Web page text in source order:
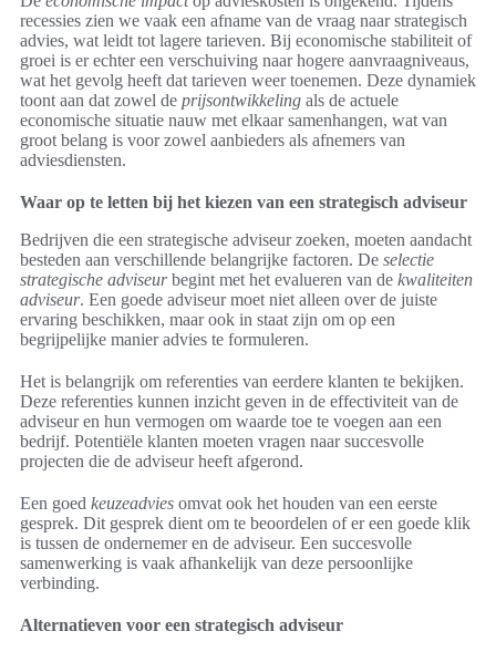
recessies zien we vaak een afname van de vraag naar strategisch
advies, wat leidt tot lagere tarieven. Bij economische stabiliteit of
groei is er echter een verschuiving naar hogere aanvraagniveaus,
wat het gevolg heeft dat tarieven weer toenemen. Deze dynamiek
toont aan dat zowel de prijsontwikkeling als de actuele
economische situatie nauw met elkaar samenhangen, wat van
groot belang is voor zowel aanbieders als afnemers van
adviesdiensten.
Waar op te letten bij het kiezen van een strategisch adviseur
Bedrijven die een strategische adviseur zoeken, moeten aandacht
besteden aan verschillende belangrijke factoren. De selectie
strategische adviseurbegint met het evalueren van de kwaliteiten
adviseur. Een goede adviseur moet niet alleen over de juiste
ervaring beschikken, maar ook in staat zijn om op een
begrijpelijke manier advies te formuleren.
Het is belangrijk om referenties van eerdere klanten te bekijken.
Deze referenties kunnen inzicht geven in de effectiviteit van de
adviseur en hun vermogen om waarde toe te voegen aan een
bedrijf. Potentiële klanten moeten vragen naar succesvolle
projecten die de adviseur heeft afgerond.
Een goed keuzeadvies omvat ook het houden van een eerste
gesprek. Dit gesprek dient om te beoordelen of er een goede klik
is tussen de ondernemer en de adviseur. Een succesvolle
samenwerking is vaak afhankelijk van deze persoonlijke
verbinding.
Alternatieven voor een strategisch adviseur